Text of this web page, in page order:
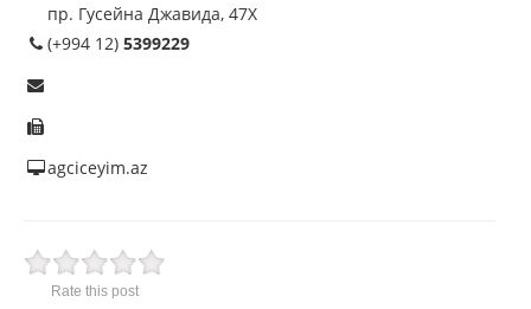
пр. Гусейна Джавида, 47X
(+994 12) 5399229
agciceyim.az
Rate this post